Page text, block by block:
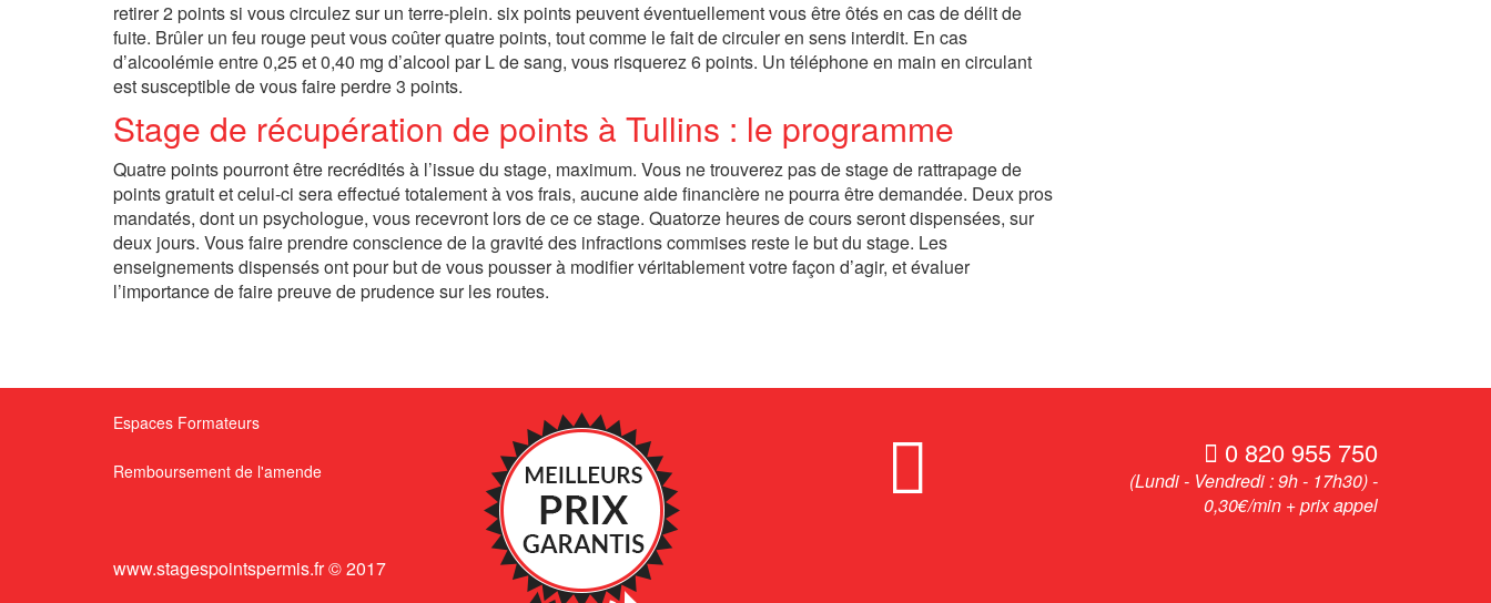
retirer 2 points si vous circulez sur un terre-plein. six points peuvent éventuellement vous être ôtés en cas de délit de
fuite. Brûler un feu rouge peut vous coûter quatre points, tout comme le fait de circuler en sens interdit. En cas
d’alcoolémie entre 0,25 et 0,40 mg d’alcool par L de sang, vous risquerez 6 points. Un téléphone en main en circulant
est susceptible de vous faire perdre 3 points.
Stage de récupération de points à Tullins : le programme
Quatre points pourront être recrédités à l’issue du stage, maximum. Vous ne trouverez pas de stage de rattrapage de
points gratuit et celui-ci sera effectué totalement à vos frais, aucune aide financière ne pourra être demandée. Deux pros
mandatés, dont un psychologue, vous recevront lors de ce ce stage. Quatorze heures de cours seront dispensées, sur
deux jours. Vous faire prendre conscience de la gravité des infractions commises reste le but du stage. Les
enseignements dispensés ont pour but de vous pousser à modifier véritablement votre façon d’agir, et évaluer
l’importance de faire preuve de prudence sur les routes.
Espaces Formateurs
Remboursement de l'amende
www.stagespointspermis.fr © 2017
0 820 955 750
(Lundi - Vendredi : 9h - 17h30) -
0,30€/min + prix appel